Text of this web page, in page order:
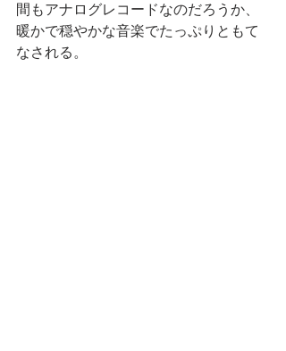
間もアナログレコードなのだろうか、
暖かで穏やかな音楽でたっぷりともて
なされる。